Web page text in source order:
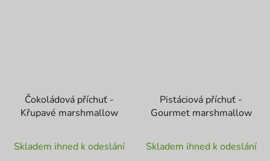
Čokoládová příchuť -
Křupavé marshmallow
hodnocení
Skladem ihned k odeslání
Pistáciová příchuť -
Gourmet marshmallow
Skladem ihned k odeslání